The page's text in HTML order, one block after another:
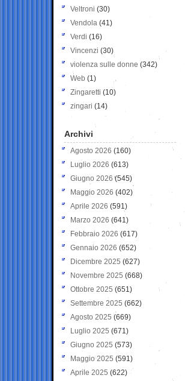
Veltroni (30)
Vendola (41)
Verdi (16)
Vincenzi (30)
violenza sulle donne (342)
Web (1)
Zingaretti (10)
zingari (14)
Archivi
Agosto 2026 (160)
Luglio 2026 (613)
Giugno 2026 (545)
Maggio 2026 (402)
Aprile 2026 (591)
Marzo 2026 (641)
Febbraio 2026 (617)
Gennaio 2026 (652)
Dicembre 2025 (627)
Novembre 2025 (668)
Ottobre 2025 (651)
Settembre 2025 (662)
Agosto 2025 (669)
Luglio 2025 (671)
Giugno 2025 (573)
Maggio 2025 (591)
Aprile 2025 (622)